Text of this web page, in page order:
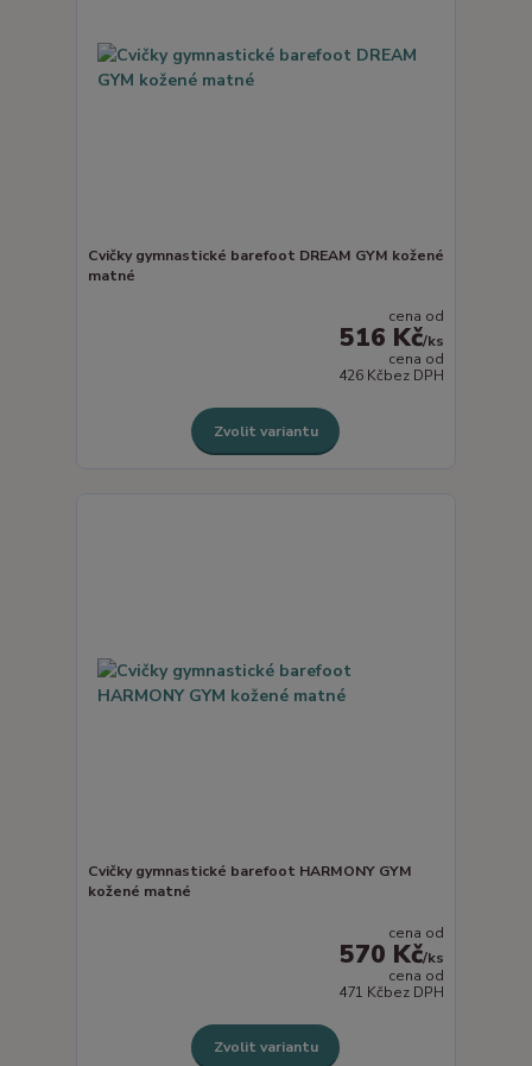
Cvičky gymnastické barefoot DREAM GYM kožené
matné
cena od
516 Kč/ks
cena od
426 Kčbez DPH
Zvolit variantu
Cvičky gymnastické barefoot HARMONY GYM
kožené matné
cena od
570 Kč/ks
cena od
471 Kčbez DPH
Zvolit variantu